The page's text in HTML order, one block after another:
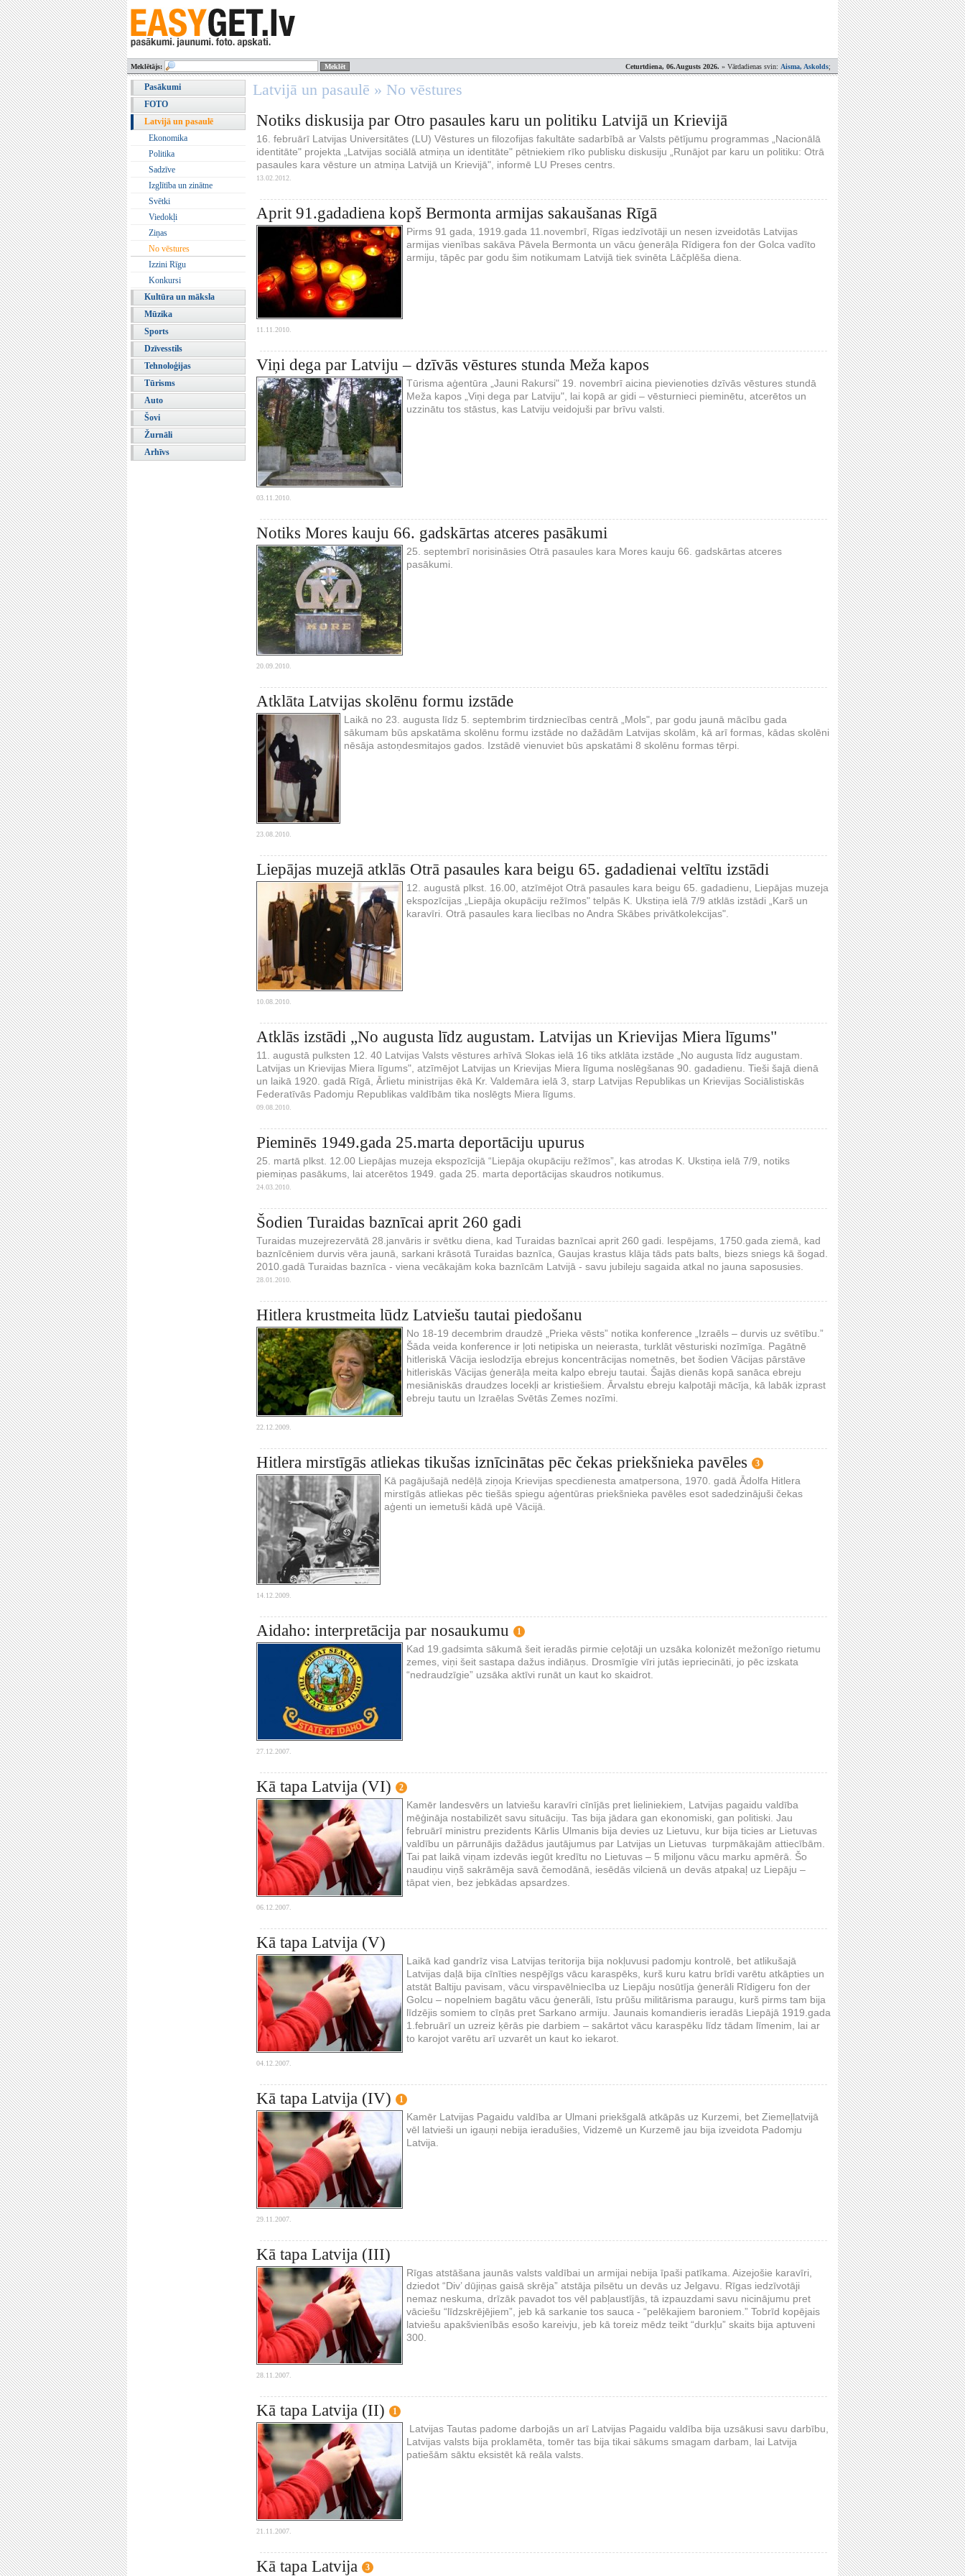
Ceturtdiena, 06.Augusts 2026. » Vārdadienas svin: Aisma, Askolds;
Meklētājs:
Pasākumi
FOTO
Latvijā un pasaulē
Ekonomika
Politika
Sadzīve
Izglītība un zinātne
Svētki
Viedokļi
Ziņas
No vēstures
Izzini Rīgu
Konkursi
Kultūra un māksla
Mūzika
Sports
Dzīvesstils
Tehnoloģijas
Tūrisms
Auto
Šovi
Žurnāli
Arhīvs
Latvijā un pasaulē » No vēstures
Notiks diskusija par Otro pasaules karu un politiku Latvijā un Krievijā
16. februārī Latvijas Universitātes (LU) Vēstures un filozofijas fakultāte sadarbībā ar Valsts pētījumu programmas „Nacionālā
identitāte" projekta „Latvijas sociālā atmiņa un identitāte" pētniekiem rīko publisku diskusiju „Runājot par karu un politiku: Otrā
pasaules kara vēsture un atmiņa Latvijā un Krievijā", informē LU Preses centrs.
13.02.2012.
Aprit 91.gadadiena kopš Bermonta armijas sakaušanas Rīgā
Pirms 91 gada, 1919.gada 11.novembrī, Rīgas iedzīvotāji un nesen izveidotās Latvijas
armijas vienības sakāva Pāvela Bermonta un vācu ģenerāļa Rīdigera fon der Golca vadīto
armiju, tāpēc par godu šim notikumam Latvijā tiek svinēta Lāčplēša diena.
11.11.2010.
Viņi dega par Latviju – dzīvās vēstures stunda Meža kapos
Tūrisma aģentūra „Jauni Rakursi" 19. novembrī aicina pievienoties dzīvās vēstures stundā
Meža kapos „Viņi dega par Latviju", lai kopā ar gidi – vēsturnieci pieminētu, atcerētos un
uzzinātu tos stāstus, kas Latviju veidojuši par brīvu valsti.
03.11.2010.
Notiks Mores kauju 66. gadskārtas atceres pasākumi
25. septembrī norisināsies Otrā pasaules kara Mores kauju 66. gadskārtas atceres
pasākumi.
20.09.2010.
Atklāta Latvijas skolēnu formu izstāde
Laikā no 23. augusta līdz 5. septembrim tirdzniecības centrā „Mols", par godu jaunā mācību gada
sākumam būs apskatāma skolēnu formu izstāde no dažādām Latvijas skolām, kā arī formas, kādas skolēni
nēsāja astoņdesmitajos gados. Izstādē vienuviet būs apskatāmi 8 skolēnu formas tērpi.
23.08.2010.
Liepājas muzejā atklās Otrā pasaules kara beigu 65. gadadienai veltītu izstādi
12. augustā plkst. 16.00, atzīmējot Otrā pasaules kara beigu 65. gadadienu, Liepājas muzeja
ekspozīcijas „Liepāja okupāciju režīmos" telpās K. Ukstiņa ielā 7/9 atklās izstādi „Karš un
karavīri. Otrā pasaules kara liecības no Andra Skābes privātkolekcijas".
10.08.2010.
Atklās izstādi „No augusta līdz augustam. Latvijas un Krievijas Miera līgums"
11. augustā pulksten 12. 40 Latvijas Valsts vēstures arhīvā Slokas ielā 16 tiks atklāta izstāde „No augusta līdz augustam.
Latvijas un Krievijas Miera līgums", atzīmējot Latvijas un Krievijas Miera līguma noslēgšanas 90. gadadienu. Tieši šajā dienā
un laikā 1920. gadā Rīgā, Ārlietu ministrijas ēkā Kr. Valdemāra ielā 3, starp Latvijas Republikas un Krievijas Sociālistiskās
Federatīvās Padomju Republikas valdībām tika noslēgts Miera līgums.
09.08.2010.
Pieminēs 1949.gada 25.marta deportāciju upurus
25. martā plkst. 12.00 Liepājas muzeja ekspozīcijā “Liepāja okupāciju režīmos”, kas atrodas K. Ukstiņa ielā 7/9, notiks
piemiņas pasākums, lai atcerētos 1949. gada 25. marta deportācijas skaudros notikumus.
24.03.2010.
Šodien Turaidas baznīcai aprit 260 gadi
Turaidas muzejrezervātā 28.janvāris ir svētku diena, kad Turaidas baznīcai aprit 260 gadi. Iespējams, 1750.gada ziemā, kad
baznīcēniem durvis vēra jaunā, sarkani krāsotā Turaidas baznīca, Gaujas krastus klāja tāds pats balts, biezs sniegs kā šogad.
2010.gadā Turaidas baznīca - viena vecākajām koka baznīcām Latvijā - savu jubileju sagaida atkal no jauna saposusies.
28.01.2010.
Hitlera krustmeita lūdz Latviešu tautai piedošanu
No 18-19 decembrim draudzē „Prieka vēsts” notika konference „Izraēls – durvis uz svētību.”
Šāda veida konference ir ļoti netipiska un neierasta, turklāt vēsturiski nozīmīga. Pagātnē
hitleriskā Vācija ieslodzīja ebrejus koncentrācijas nometnēs, bet šodien Vācijas pārstāve
hitleriskās Vācijas ģenerāļa meita kalpo ebreju tautai. Šajās dienās kopā sanāca ebreju
mesiāniskās draudzes locekļi ar kristiešiem. Ārvalstu ebreju kalpotāji mācīja, kā labāk izprast
ebreju tautu un Izraēlas Svētās Zemes nozīmi.
22.12.2009.
Hitlera mirstīgās atliekas tikušas iznīcinātas pēc čekas priekšnieka pavēles 3
Kā pagājušajā nedēļā ziņoja Krievijas specdienesta amatpersona, 1970. gadā Ādolfa Hitlera
mirstīgās atliekas pēc tiešās spiegu aģentūras priekšnieka pavēles esot sadedzinājuši čekas
aģenti un iemetuši kādā upē Vācijā.
14.12.2009.
Aidaho: interpretācija par nosaukumu 1
Kad 19.gadsimta sākumā šeit ieradās pirmie ceļotāji un uzsāka kolonizēt mežonīgo rietumu
zemes, viņi šeit sastapa dažus indiāņus. Drosmīgie vīri jutās iepriecināti, jo pēc izskata
“nedraudzīgie” uzsāka aktīvi runāt un kaut ko skaidrot.
27.12.2007.
Kā tapa Latvija (VI) 2
Kamēr landesvērs un latviešu karavīri cīnījās pret lieliniekiem, Latvijas pagaidu valdība
mēģināja nostabilizēt savu situāciju. Tas bija jādara gan ekonomiski, gan politiski. Jau
februārī ministru prezidents Kārlis Ulmanis bija devies uz Lietuvu, kur bija ticies ar Lietuvas
valdību un pārrunājis dažādus jautājumus par Latvijas un Lietuvas turpmākajām attiecībām.
Tai pat laikā viņam izdevās iegūt kredītu no Lietuvas – 5 miljonu vācu marku apmērā. Šo
naudiņu viņš sakrāmēja savā čemodānā, iesēdās vilcienā un devās atpakaļ uz Liepāju –
tāpat vien, bez jebkādas apsardzes.
06.12.2007.
Kā tapa Latvija (V)
Laikā kad gandrīz visa Latvijas teritorija bija nokļuvusi padomju kontrolē, bet atlikušajā
Latvijas daļā bija cīnīties nespējīgs vācu karaspēks, kurš kuru katru brīdi varētu atkāpties un
atstāt Baltiju pavisam, vācu virspavēlniecība uz Liepāju nosūtīja ģenerāli Rīdigeru fon der
Golcu – nopelniem bagātu vācu ģenerāli, īstu prūšu militārisma paraugu, kurš pirms tam bija
līdzējis somiem to cīņās pret Sarkano armiju. Jaunais komandieris ieradās Liepājā 1919.gada
1.februārī un uzreiz ķērās pie darbiem – sakārtot vācu karaspēku līdz tādam līmenim, lai ar
to karojot varētu arī uzvarēt un kaut ko iekarot.
04.12.2007.
Kā tapa Latvija (IV) 1
Kamēr Latvijas Pagaidu valdība ar Ulmani priekšgalā atkāpās uz Kurzemi, bet Ziemeļlatvijā
vēl latvieši un igauņi nebija ieradušies, Vidzemē un Kurzemē jau bija izveidota Padomju
Latvija.
29.11.2007.
Kā tapa Latvija (III)
Rīgas atstāšana jaunās valsts valdībai un armijai nebija īpaši patīkama. Aizejošie karavīri,
dziedot “Div’ dūjiņas gaisā skrēja” atstāja pilsētu un devās uz Jelgavu. Rīgas iedzīvotāji
nemaz neskuma, drīzāk pavadot tos vēl pabļaustījās, tā izpauzdami savu nicinājumu pret
vāciešu “līdzskrējējiem”, jeb kā sarkanie tos sauca - “pelēkajiem baroniem.” Tobrīd kopējais
latviešu apakšvienībās esošo kareivju, jeb kā toreiz mēdz teikt “durkļu” skaits bija aptuveni
300.
28.11.2007.
Kā tapa Latvija (II) 1
Latvijas Tautas padome darbojās un arī Latvijas Pagaidu valdība bija uzsākusi savu darbību,
Latvijas valsts bija proklamēta, tomēr tas bija tikai sākums smagam darbam, lai Latvija
patiešām sāktu eksistēt kā reāla valsts.
21.11.2007.
Kā tapa Latvija 3